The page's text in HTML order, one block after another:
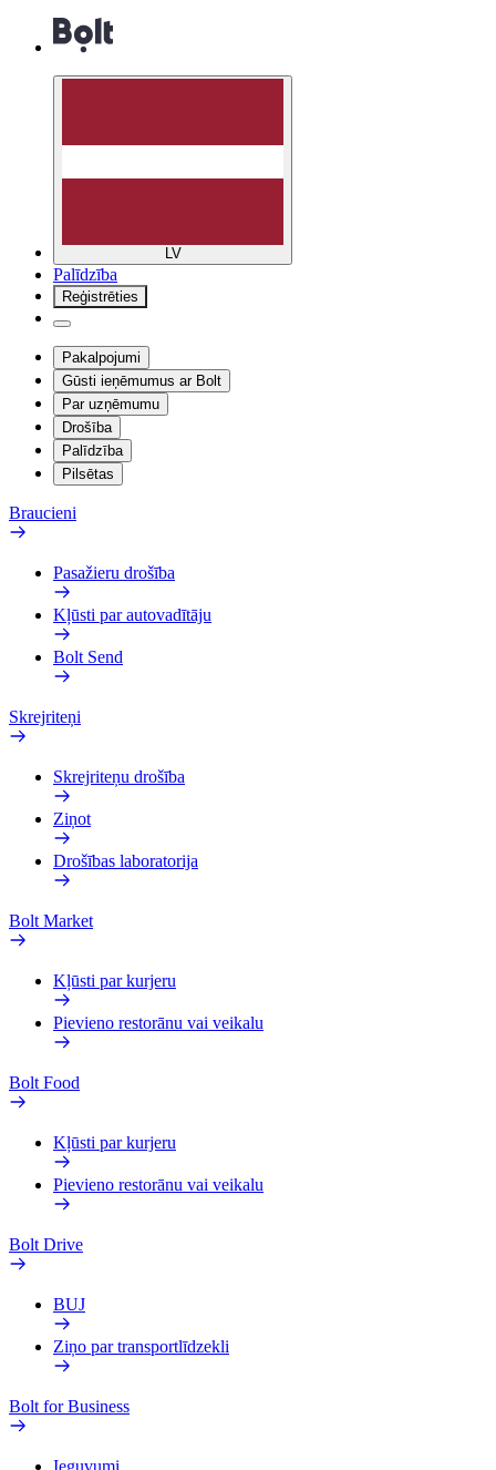
LV
Palīdzība
Reģistrēties
Pakalpojumi
Gūsti ieņēmumus ar Bolt
Par uzņēmumu
Drošība
Palīdzība
Pilsētas
Braucieni
Pasažieru drošība
Kļūsti par autovadītāju
Bolt Send
Skrejriteņi
Skrejriteņu drošība
Ziņot
Drošības laboratorija
Bolt Market
Kļūsti par kurjeru
Pievieno restorānu vai veikalu
Bolt Food
Kļūsti par kurjeru
Pievieno restorānu vai veikalu
Bolt Drive
BUJ
Ziņo par transportlīdzekli
Bolt for Business
Ieguvumi